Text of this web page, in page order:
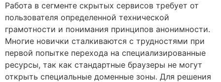
Работа в сегменте скрытых сервисов требует от
пользователя определенной технической
грамотности и понимания принципов анонимности.
Многие новички сталкиваются с трудностями при
первой попытке перехода на специализированные
ресурсы, так как стандартные браузеры не могут
открыть специальные доменные зоны. Для решения